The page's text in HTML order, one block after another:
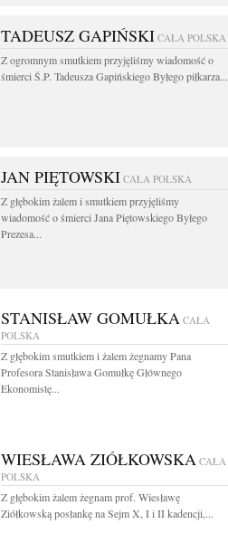
TADEUSZ GAPIŃSKI CAŁA POLSKA
Z ogromnym smutkiem przyjęliśmy wiadomość o
śmierci Ś.P. Tadeusza Gapińskiego Byłego piłkarza...
JAN PIĘTOWSKI CAŁA POLSKA
Z głębokim żalem i smutkiem przyjęliśmy
wiadomość o śmierci Jana Piętowskiego Byłego
Prezesa...
STANISŁAW GOMUŁKA CAŁA
POLSKA
Z głębokim smutkiem i żalem żegnamy Pana
Profesora Stanisława Gomułkę Głównego
Ekonomistę...
WIESŁAWA ZIÓŁKOWSKA CAŁA
POLSKA
Z głębokim żalem żegnam prof. Wiesławę
Ziółkowską posłankę na Sejm X, I i II kadencji,...